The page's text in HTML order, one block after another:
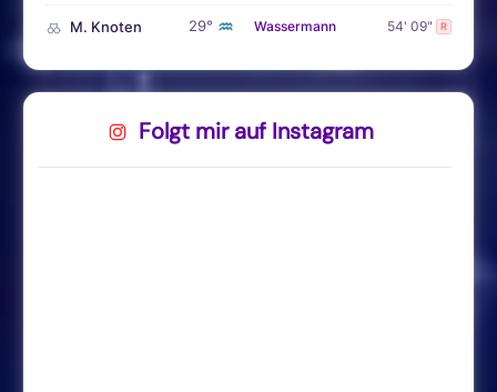
M. Knoten 29° ♒ Wassermann 54' 09" R
Folgt mir auf Instagram